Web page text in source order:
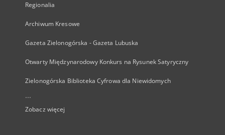
Regionalia
Archiwum Kresowe
Gazeta Zielonogórska - Gazeta Lubuska
Otwarty Międzynarodowy Konkurs na Rysunek Satyryczny
Zielonogórska Biblioteka Cyfrowa dla Niewidomych
...
Zobacz więcej